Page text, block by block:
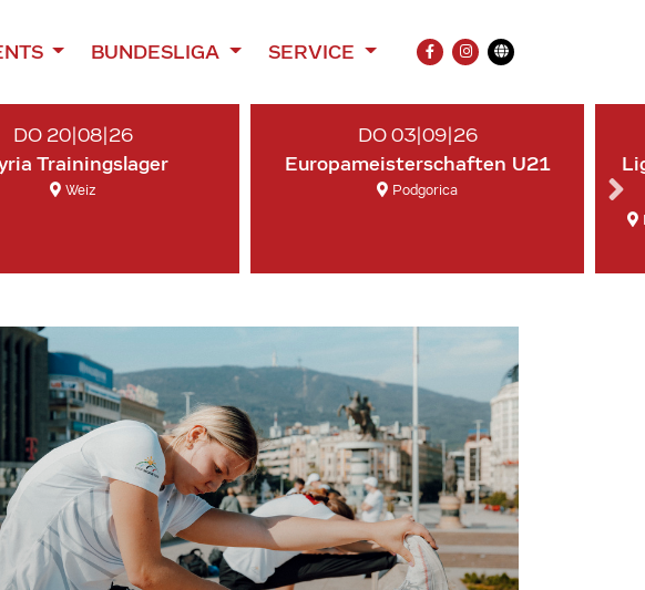
BUNDESLIGA SERVICE
FACEBOOK
INSTAGRAM
Übersetzung
DO 20|08|26
Trainingslager
Weiz
DO 03|09|26
Europameisterschaften U21
Podgorica